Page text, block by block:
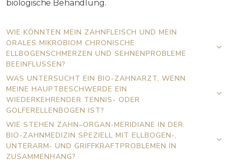
biologische Behandlung.
WIE KÖNNTEN MEIN ZAHNFLEISCH UND MEIN
ORALES MIKROBIOM CHRONISCHE
ELLBOGENSCHMERZEN UND SEHNENPROBLEME
BEEINFLUSSEN?
WAS UNTERSUCHT EIN BIO-ZAHNARZT, WENN
MEINE HAUPTBESCHWERDE EIN
WIEDERKEHRENDER TENNIS- ODER
GOLFERELLENBOGEN IST?
WIE STEHEN ZAHN–ORGAN‑MERIDIANE IN DER
BIO-ZAHNMEDIZIN SPEZIELL MIT ELLBOGEN‑,
UNTERARM‑ UND GRIFFKRAFTPROBLEMEN IN
ZUSAMMENHANG?